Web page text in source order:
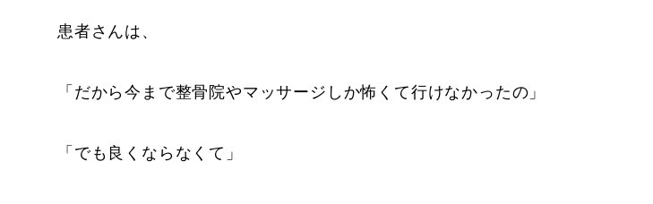
患者さんは、
「だから今まで整骨院やマッサージしか怖くて行けなかったの」
「でも良くならなくて」